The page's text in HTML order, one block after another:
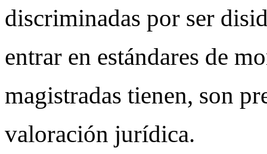
discriminadas por ser
entrar en estándares de
magistradas tienen, son
valoración jurídica.